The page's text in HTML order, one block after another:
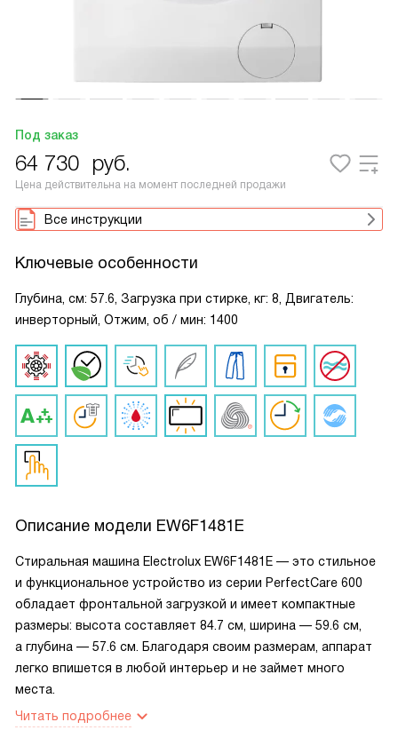
Под заказ
64 730 руб.
Цена действительна на момент последней продажи
Все инструкции
Ключевые особенности
Глубина, см: 57.6, Загрузка при стирке, кг: 8, Двигатель:
инверторный, Отжим, об / мин: 1400
Описание модели EW6F1481E
Стиральная машина Electrolux EW6F1481E — это стильное
и функциональное устройство из серии PerfectCare 600
обладает фронтальной загрузкой и имеет компактные
размеры: высота составляет 84.7 см, ширина — 59.6 см,
а глубина — 57.6 см. Благодаря своим размерам, аппарат
легко впишется в любой интерьер и не займет много
места.
Читать подробнее